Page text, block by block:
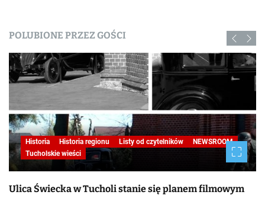
POLUBIONE PRZEZ GOŚCI
Historia Historia regionu Listy od czytelników
NEWSROOM
Tucholskie wieści
Ulica Świecka w Tucholi stanie się planem filmowym